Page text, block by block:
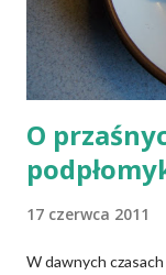
dolną część jelita
Inni, w tym np.
O
17 czerwca 2011
W dawnych